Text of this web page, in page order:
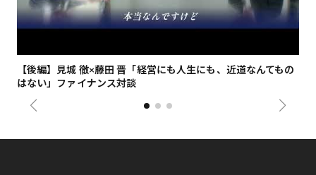
【後編】見城 徹×藤田 晋「経営にも人生にも、近道なんてもの
はない」ファイナンス対談